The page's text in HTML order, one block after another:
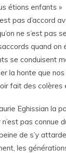
étions enfants »
pas d’accord
ne s’est pas
quand on
se conduisent
la honte que
fait des colères
Eghissian la
pas connue
de s’y
les